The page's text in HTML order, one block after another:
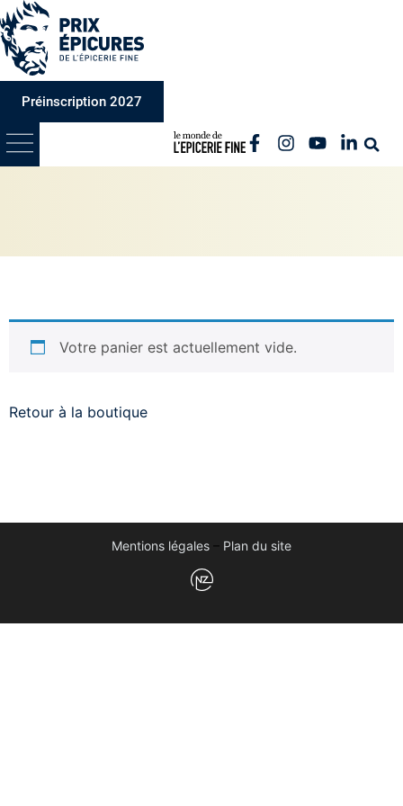
Préinscription 2027
Votre panier est actuellement vide.
Retour à la boutique
Mentions légales Plan du site